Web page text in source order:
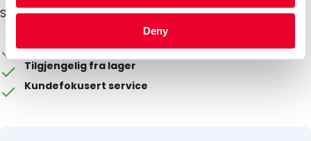
Deny
Silver/BlueLine-poser eller BlueLine-bokser.
Emballasjen kan tilpasses
Tilgjengelig fra lager
Kundefokusert service